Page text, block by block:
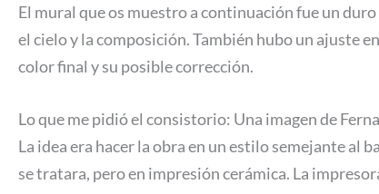
El mural que os muestro a continuación fue un
el cielo y la composición. También hubo un ajuste
color final y su posible corrección.
Lo que me pidió el consistorio: Una imagen de
La idea era hacer la obra en un estilo semejante al
se tratara, pero en impresión cerámica. La